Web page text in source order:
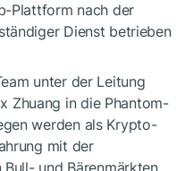
Plattform nach der
Dienst betrieben
unter der Leitung
Zhuang in die Phantom-
werden als Krypto-
mit der